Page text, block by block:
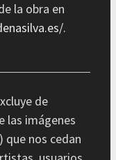
la obra en
.
de
las imágenes
que nos cedan